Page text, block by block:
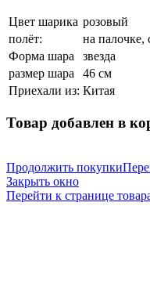
Цвет шарика розовый
полёт:
на палочке,
Форма шара
звезда
размер шара
46 см
Приехали из: Китая
Товар добавлен в
Продолжить покупки
Закрыть окно
Перейти к странице